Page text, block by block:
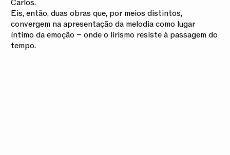
Carlos.
Eis, então, duas obras que, por meios distintos,
convergem na apresentação da melodia como lugar
íntimo da emoção – onde o lirismo resiste à passagem do
tempo.